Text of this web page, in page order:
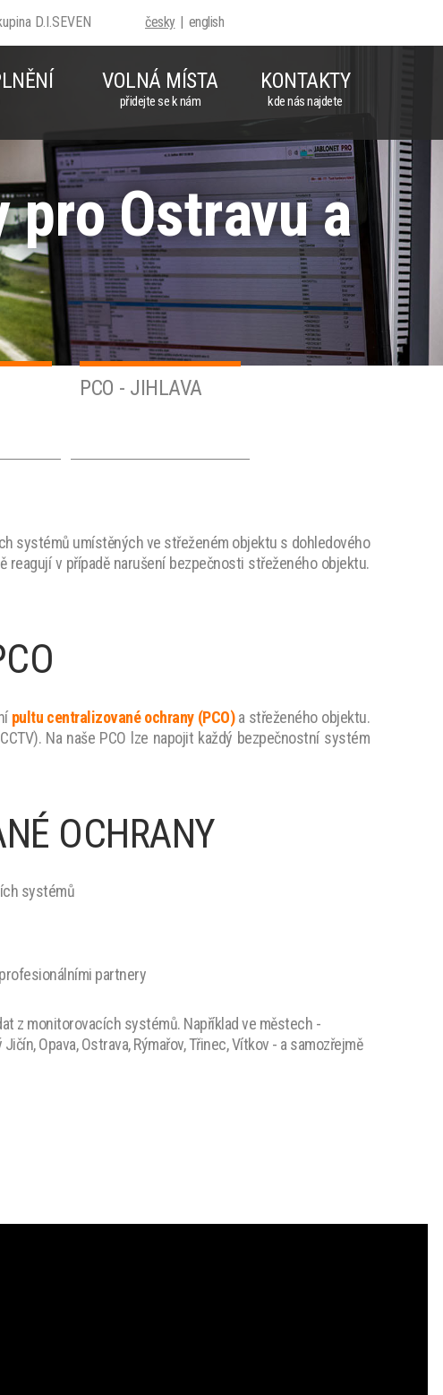
česky english
D.I.SEVEN
Ostravu a
VOLNÁ MÍSTA
přidejte se k nám
KONTAKTY
kde nás najdete
PCO - JIHLAVA
systémů umístěných ve střeženém objektu s dohledového
v případě narušení bezpečnosti střeženého objektu.
pultu centralizované ochrany (PCO)a střeženého objektu.
Na naše PCO lze napojit každý bezpečnostní systém
OCHRANY
systémů
partnery
z monitorovacích systémů. Například ve městech -
Opava, Ostrava, Rýmařov, Třinec, Vítkov - a samozřejmě